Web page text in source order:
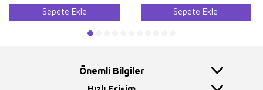
Sepete Ekle Sepete Ekle
Önemli Bilgiler